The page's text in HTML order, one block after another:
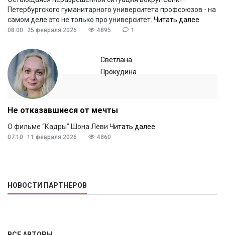
Петербургского гуманитарного университета профсоюзов - на
самом деле это не только про университет. Читать далее
08:00 25 февраля 2026 4895 1
Светлана
Прокудина
Не отказавшиеся от мечты
О фильме “Кадры” Шона Леви Читать далее
07:10 11 февраля 2026 4860
НОВОСТИ ПАРТНЕРОВ